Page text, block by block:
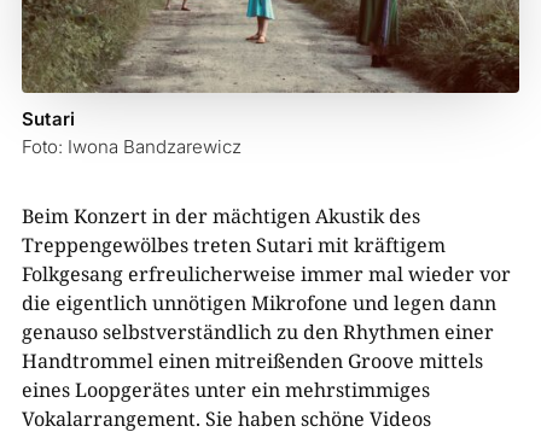
Sutari
Foto: Iwona Bandzarewicz
Beim Konzert in der mächtigen Akustik des
Treppengewölbes treten Sutari mit kräftigem
Folkgesang erfreulicherweise immer mal wieder vor
die eigentlich unnötigen Mikrofone und legen dann
genauso selbstverständlich zu den Rhythmen einer
Handtrommel einen mitreißenden Groove mittels
eines Loopgerätes unter ein mehrstimmiges
Vokalarrangement. Sie haben schöne Videos